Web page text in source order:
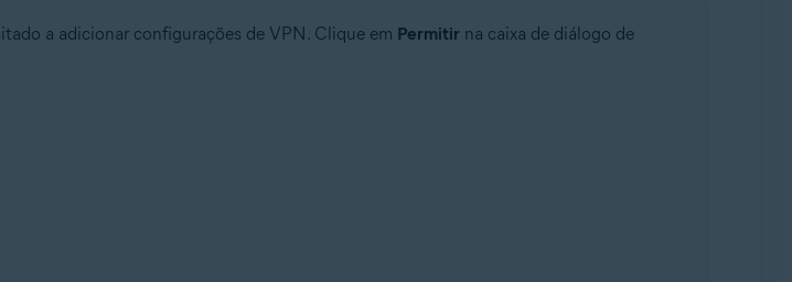
a adicionar configurações de VPN. Clique em Permitir na caixa de diálogo de